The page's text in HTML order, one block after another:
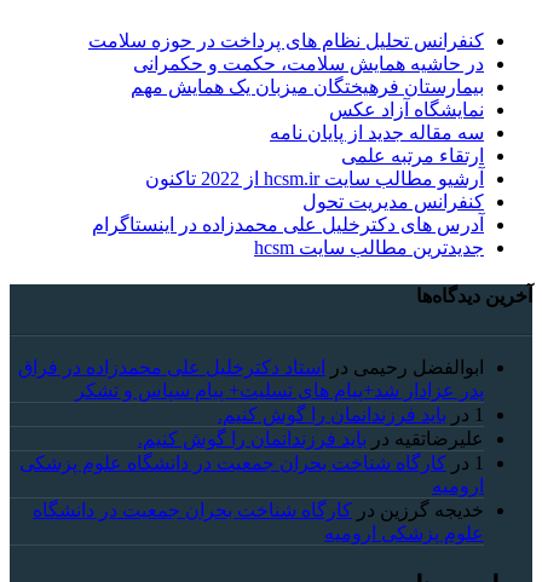
کنفرانس تحلیل نظام های پرداخت در حوزه سلامت
در حاشیه همایش سلامت، حکمت و حکمرانی
بیمارستان فرهیختگان میزبان یک همایش مهم
نمایشگاه آزاد عکس
سه مقاله جدید از پایان نامه
ارتقاء مرتبه علمی
آرشیو مطالب سایت hcsm.ir از 2022 تاکنون
کنفرانس مدیریت تحول
آدرس های دکترخلیل علی محمدزاده در اینستاگرام
جدیدترین مطالب سایت hcsm
آخرین دیدگاه‌ها
ابوالفضل رحیمی در
استاد دکترخلیل علی محمدزاده در فراق
پدر عزادار شد+پیام های تسلیت+ پیام سپاس و تشکر
1 در باید فرزندانمان را گوش کنیم.
علیرضاتقیه در باید فرزندانمان را گوش کنیم.
1 در کارگاه شناخت بحران جمعیت در دانشگاه علوم پزشکی
ارومیه
خديجه گرزین در کارگاه شناخت بحران جمعیت در دانشگاه
علوم پزشکی ارومیه